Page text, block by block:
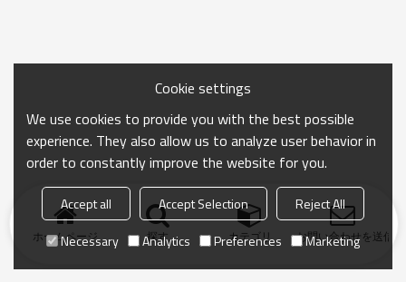
ホームページ 探す カテゴリ お問い合わせを送信
Cookie settings
We use cookies to provide you with the best possible
experience. They also allow us to analyze user behavior in
order to constantly improve the website for you.
Accept all Accept Selection
Reject All
Necessary
Analytics Preferences Marketing